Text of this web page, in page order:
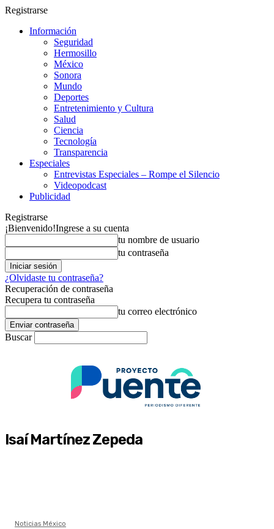
Registrarse
Información
Seguridad
Hermosillo
México
Sonora
Mundo
Deportes
Entretenimiento y Cultura
Salud
Ciencia
Tecnología
Transparencia
Especiales
Entrevistas Especiales – Rompe el Silencio
Videopodcast
Publicidad
Registrarse
¡Bienvenido!Ingrese a su cuenta
tu nombre de usuario
tu contraseña
¿Olvidaste tu contraseña?
Recuperación de contraseña
Recupera tu contraseña
tu correo electrónico
Buscar
Isaí Martínez Zepeda
Noticias México